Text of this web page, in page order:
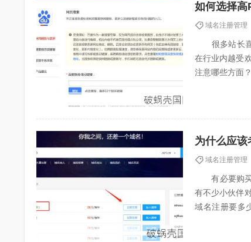
如何选择高
域名注册管理
很多站长喜
在行业内越受
注意哪些方面
为什么应该
域名注册管理
有必要购买
有不少小伙伴
域名注册要